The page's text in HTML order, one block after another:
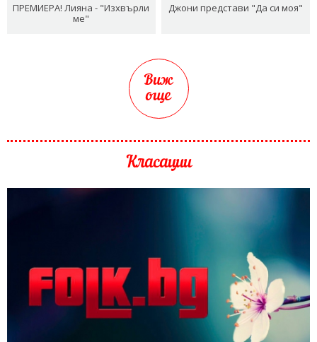
ПРЕМИЕРА! Лияна - "Изхвърли
ме"
Джони представи "Да си моя"
Виж
още
Класации